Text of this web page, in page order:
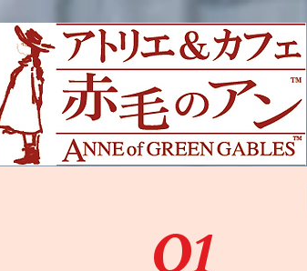
01